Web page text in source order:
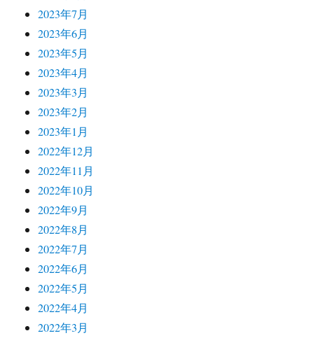
2023年7月
2023年6月
2023年5月
2023年4月
2023年3月
2023年2月
2023年1月
2022年12月
2022年11月
2022年10月
2022年9月
2022年8月
2022年7月
2022年6月
2022年5月
2022年4月
2022年3月